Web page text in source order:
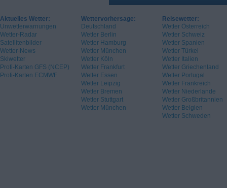
Aktuelles Wetter:
Unwetterwarnungen
Wetter-Radar
Satellitenbilder
Wetter-News
Skiwetter
Profi-Karten GFS (NCEP)
Profi-Karten ECMWF
Wettervorhersage:
Deutschland
Wetter Berlin
Wetter Hamburg
Wetter München
Wetter Köln
Wetter Frankfurt
Wetter Essen
Wetter Leipzig
Wetter Bremen
Wetter Stuttgart
Wetter München
Reisewetter:
Wetter Österreich
Wetter Schweiz
Wetter Spanien
Wetter Türkei
Wetter Italien
Wetter Griechenland
Wetter Portugal
Wetter Frankreich
Wetter Niederlande
Wetter Großbritannien
Wetter Belgien
Wetter Schweden